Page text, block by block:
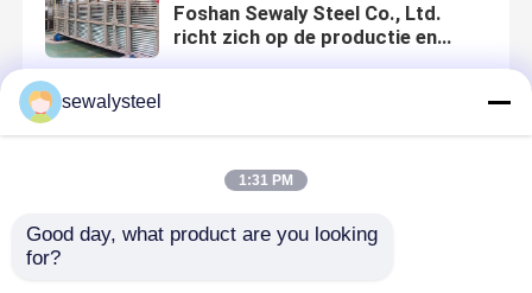
Foshan Sewaly Steel Co., Ltd.
richt zich op de productie en
legering op basis van nikkel Monel
sewalysteel
1:31 PM
Good day, what product are you looking
for?